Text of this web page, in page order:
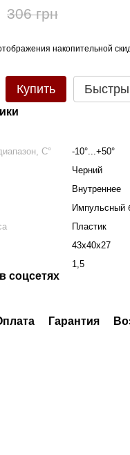
306 грн
накопительной
Купить
C°
-10°...+50°
Черний
Внутреннее
Импульсный
Пластик
43х40х27
1,5
соцсетях
Гарантия